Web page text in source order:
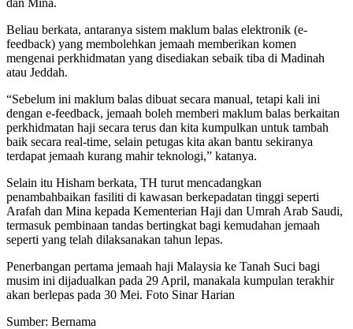
Beliau berkata, antaranya sistem maklum balas elektronik (e-
feedback) yang membolehkan jemaah memberikan komen
mengenai perkhidmatan yang disediakan sebaik tiba di Madinah
atau Jeddah.
“Sebelum ini maklum balas dibuat secara manual, tetapi kali ini
dengan e-feedback, jemaah boleh memberi maklum balas berkaitan
perkhidmatan haji secara terus dan kita kumpulkan untuk tambah
baik secara real-time, selain petugas kita akan bantu sekiranya
terdapat jemaah kurang mahir teknologi,” katanya.
Selain itu Hisham berkata, TH turut mencadangkan
penambahbaikan fasiliti di kawasan berkepadatan tinggi seperti
Arafah dan Mina kepada Kementerian Haji dan Umrah Arab Saudi,
termasuk pembinaan tandas bertingkat bagi kemudahan jemaah
seperti yang telah dilaksanakan tahun lepas.
Penerbangan pertama jemaah haji Malaysia ke Tanah Suci bagi
musim ini dijadualkan pada 29 April, manakala kumpulan terakhir
akan berlepas pada 30 Mei. Foto Sinar Harian
Sumber: Bernama